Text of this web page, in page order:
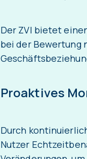
Der ZVI bietet
bei der Bewertung
Proaktives
Durch
Nutzer